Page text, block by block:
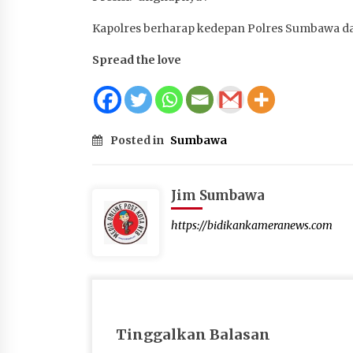
Kapolres berharap kedepan Polres Sumbawa
Spread the love
Posted in Sumbawa
Jim Sumbawa
https://bidikankameranews.com
Tinggalkan Balasan